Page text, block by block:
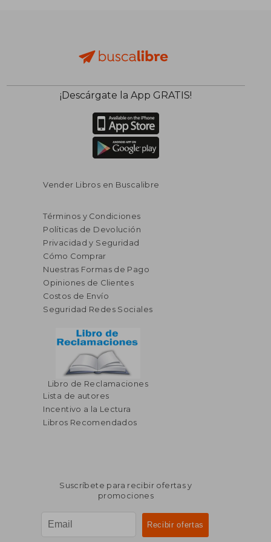
¡Descárgate la App GRATIS!
Vender Libros en Buscalibre
Términos y Condiciones
Políticas de Devolución
Privacidad y Seguridad
Cómo Comprar
Nuestras Formas de Pago
Opiniones de Clientes
Costos de Envío
Seguridad Redes Sociales
Libro de Reclamaciones
Lista de autores
Incentivo a la Lectura
Libros Recomendados
Suscríbete para recibir ofertas y
promociones